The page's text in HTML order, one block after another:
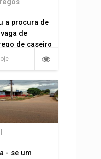
a procura de
de
de caseiro
velho
- se um